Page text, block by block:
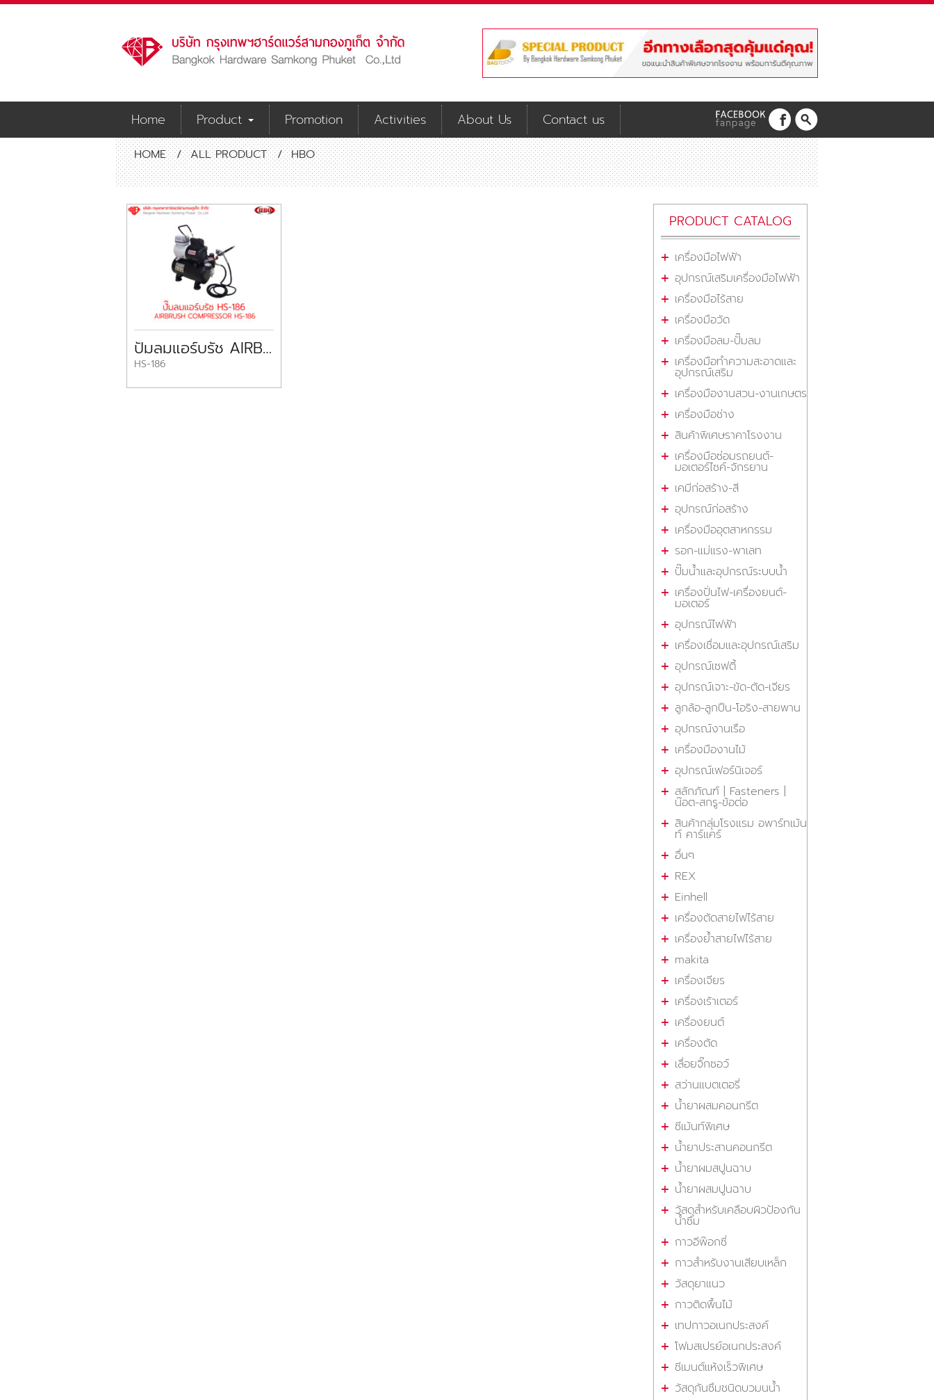
Home Product Promotion Activities About Us Contact us
HOME / ALL PRODUCT / HBO
ปั๊มลมแอร์บรัช AIRBRUSH COMPRESSOR HS-186 HBO
HS-186
PRODUCT CATALOG
เครื่องมือไฟฟ้า
อุปกรณ์เสริมเครื่องมือไฟฟ้า
เครื่องมือไร้สาย
เครื่องมือวัด
เครื่องมือลม-ปั๊มลม
เครื่องมือทำความสะอาดและ
อุปกรณ์เสริม
เครื่องมืองานสวน-งานเกษตร
เครื่องมือช่าง
สินค้าพิเศษราคาโรงงาน
เครื่องมือซ่อมรถยนต์-
มอเตอร์ไซค์-จักรยาน
เคมีก่อสร้าง-สี
อุปกรณ์ก่อสร้าง
เครื่องมืออุตสาหกรรม
รอก-แม่แรง-พาเลท
ปั๊มน้ำและอุปกรณ์ระบบน้ำ
เครื่องปั่นไฟ-เครื่องยนต์-
มอเตอร์
อุปกรณ์ไฟฟ้า
เครื่องเชื่อมและอุปกรณ์เสริม
อุปกรณ์เซฟตี้
อุปกรณ์เจาะ-ขัด-ตัด-เจียร
ลูกล้อ-ลูกปืน-โอริง-สายพาน
อุปกรณ์งานเรือ
เครื่องมืองานไม้
อุปกรณ์เฟอร์นิเจอร์
สลักภัณฑ์ | Fasteners |
น๊อต-สกรู-ข้อต่อ
สินค้ากลุ่มโรงแรม อพาร์ทเม้น
ท์ คาร์แคร์
อื่นๆ
REX
Einhell
เครื่องตัดสายไฟไร้สาย
เครื่องย้ำสายไฟไร้สาย
makita
เครื่องเจียร
เครื่องเร้าเตอร์
เครื่องยนต์
เครื่องตัด
เลื่อยจิ๊กซอว์
สว่านแบตเตอรี่
น้ำยาผสมคอนกรีต
ซีเม้นท์พิเศษ
น้ำยาประสานคอนกรีต
น้ำยาผมสปูนฉาบ
น้ำยาผสมปูนฉาบ
วัสดุสำหรับเคลือบผิวป้องกัน
น้ำซึม
กาวอีพ๊อกซี่
กาวสำหรับงานเสียบเหล็ก
วัสดุยาแนว
กาวติดพื้นไม้
เทปกาวอเนกประสงค์
โฟมสเปรย์อเนกประสงค์
ซีเมนต์แห้งเร็วพิเศษ
วัสดุกันซึมชนิดบวมนน้ำ